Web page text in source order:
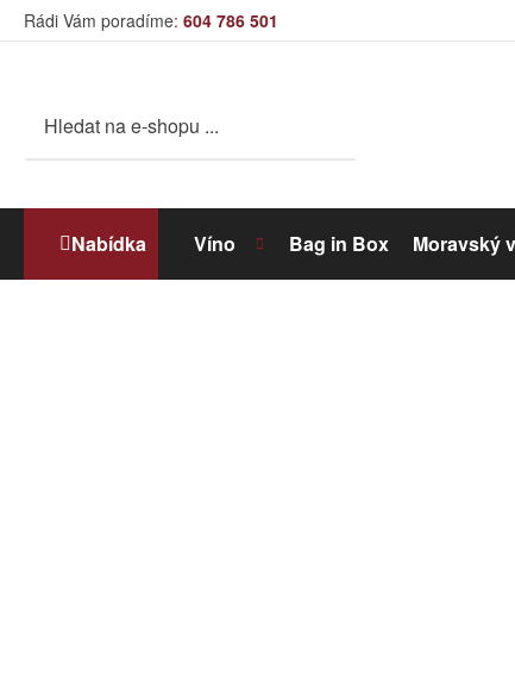
Rádi Vám poradíme: 604 786 501
Nabídka Víno Bag in Box Moravský